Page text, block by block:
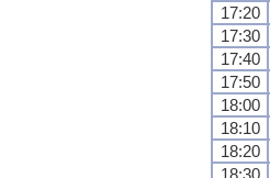
17:20
17:30
17:40
17:50
18:00
18:10
18:20
18:30